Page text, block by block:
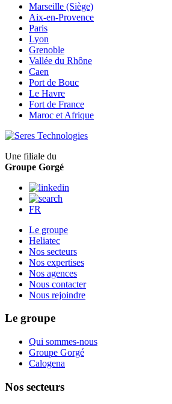
Marseille (Siège)
Aix-en-Provence
Paris
Lyon
Grenoble
Vallée du Rhône
Caen
Port de Bouc
Le Havre
Fort de France
Maroc et Afrique
Une filiale du
Groupe Gorgé
FR
Le groupe
Heliatec
Nos secteurs
Nos expertises
Nos agences
Nous contacter
Nous rejoindre
Le groupe
Qui sommes-nous
Groupe Gorgé
Calogena
Nos secteurs